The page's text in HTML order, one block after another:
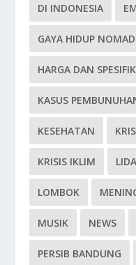
DI INDONESIA
GAYA HIDUP
HARGA DAN
KASUS
KESEHATAN
KRISIS IKLIM
LOMBOK
MUSIK NEWS
PERSIB BANDUNG